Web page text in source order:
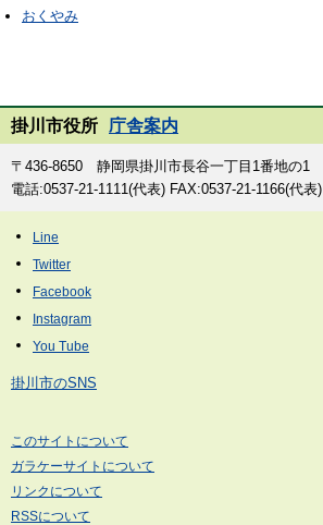
おくやみ
掛川市役所 庁舎案内
〒436-8650 静岡県掛川市長谷一丁目1番地の1
電話:0537-21-1111(代表) FAX:0537-21-1166(代表)
掛川市のSNS
このサイトについて
ガラケーサイトについて
リンクについて
RSSについて